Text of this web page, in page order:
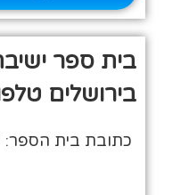
בית ספר
בירושלים
כתובת בית הספר: